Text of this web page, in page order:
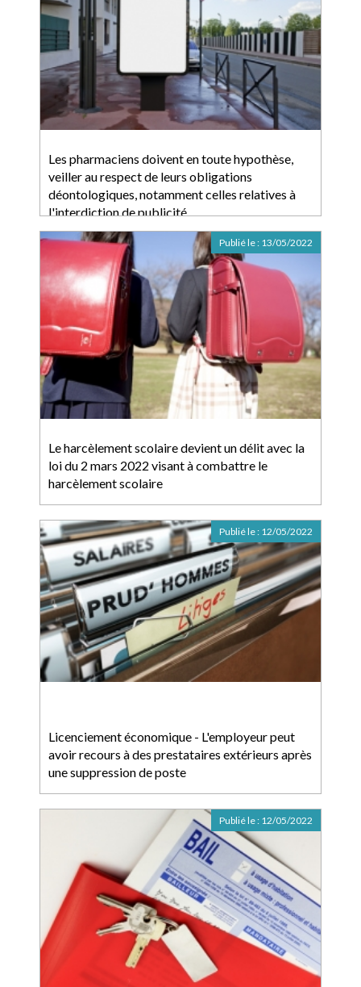
Les pharmaciens doivent en toute hypothèse,
veiller au respect de leurs obligations
déontologiques, notamment celles relatives à
l'interdiction de publicité
Le harcèlement scolaire devient un délit avec la
loi du 2 mars 2022 visant à combattre le
harcèlement scolaire
Publié le : 13/05/2022
Licenciement économique - L'employeur peut
avoir recours à des prestataires extérieurs après
une suppression de poste
Publié le : 12/05/2022
Publié le : 12/05/2022